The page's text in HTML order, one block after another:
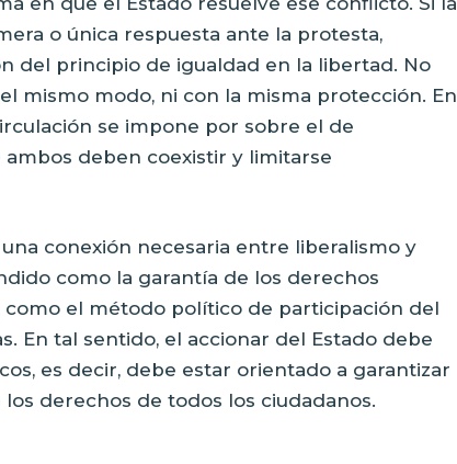
o única respuesta ante la protesta,
del principio de igualdad en la libertad. No
mismo modo, ni con la misma protección. En
se impone por sobre el de
deben coexistir y limitarse
conexión necesaria entre liberalismo y
como la garantía de los derechos
como el método político de participación del
En tal sentido, el accionar del Estado debe
es decir, debe estar orientado a garantizar
derechos de todos los ciudadanos.